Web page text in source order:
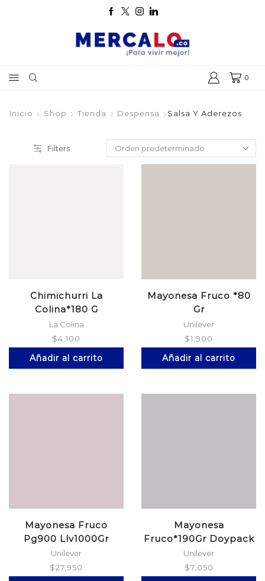
0
Inicio Shop Tienda Despensa Salsa Y Aderezos
Filters
Chimichurri La
Colina*180 G
La Colina
$4,100
Añadir al carrito
Mayonesa Fruco *80
Gr
Unilever
$1,900
Añadir al carrito
Mayonesa Fruco
Pg900 Llv1000Gr
Unilever
$27,950
Mayonesa
Fruco*190Gr Doypack
Unilever
$7,050